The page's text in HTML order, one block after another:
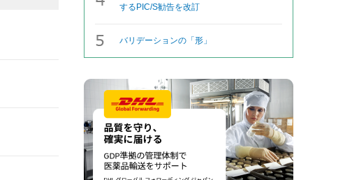
するPIC/S勧告を改訂
バリデーションの「形」